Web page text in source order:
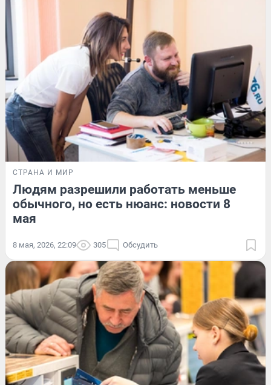
СТРАНА И МИР
Людям разрешили работать меньше
обычного, но есть нюанс: новости 8
мая
8 мая, 2026, 22:09 305 Обсудить